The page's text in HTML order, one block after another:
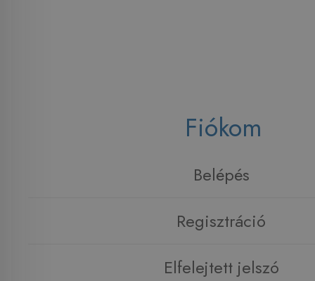
Fiókom
Belépés
Regisztráció
Elfelejtett jelszó